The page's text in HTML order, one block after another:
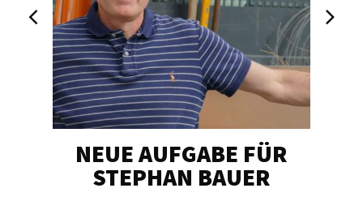
NEUE AUFGABE FÜR
STEPHAN BAUER